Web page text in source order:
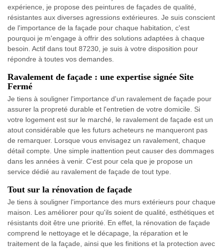
expérience, je propose des peintures de façades de qualité,
résistantes aux diverses agressions extérieures. Je suis conscient
de l'importance de la façade pour chaque habitation, c'est
pourquoi je m'engage à offrir des solutions adaptées à chaque
besoin. Actif dans tout 87230, je suis à votre disposition pour
répondre à toutes vos demandes.
Ravalement de façade : une expertise signée Site
Fermé
Je tiens à souligner l'importance d'un ravalement de façade pour
assurer la propreté durable et l'entretien de votre domicile. Si
votre logement est sur le marché, le ravalement de façade est un
atout considérable que les futurs acheteurs ne manqueront pas
de remarquer. Lorsque vous envisagez un ravalement, chaque
détail compte. Une simple inattention peut causer des dommages
dans les années à venir. C'est pour cela que je propose un
service dédié au ravalement de façade de tout type.
Tout sur la rénovation de façade
Je tiens à souligner l'importance des murs extérieurs pour chaque
maison. Les améliorer pour qu'ils soient de qualité, esthétiques et
résistants doit être une priorité. En effet, la rénovation de façade
comprend le nettoyage et le décapage, la réparation et le
traitement de la façade, ainsi que les finitions et la protection avec